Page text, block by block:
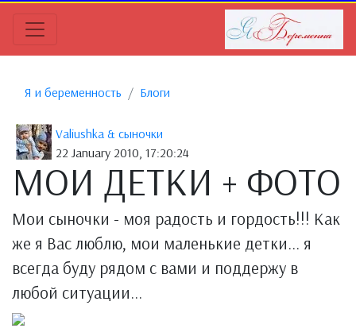
Я и беременность Блоги
Valiushka & сыночки
22 January 2010, 17:20:24
МОИ ДЕТКИ + ФОТО
Мои сыночки - моя радость и гордость!!! Как
же я Вас люблю, мои маленькие детки... я
всегда буду рядом с вами и поддержу в
любой ситуации...